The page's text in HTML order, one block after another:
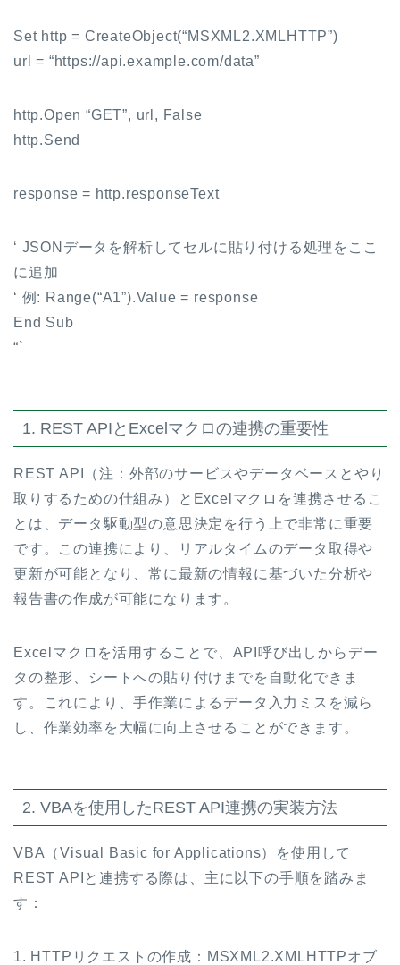
Set http = CreateObject(“MSXML2.XMLHTTP”)
url = “https://api.example.com/data”
http.Open “GET”, url, False
http.Send
response = http.responseText
‘ JSONデータを解析してセルに貼り付ける処理をここ
に追加
‘ 例: Range(“A1”).Value = response
End Sub
“`
1. REST APIとExcelマクロの連携の重要性
REST API（注：外部のサービスやデータベースとやり
取りするための仕組み）とExcelマクロを連携させるこ
とは、データ駆動型の意思決定を行う上で非常に重要
です。この連携により、リアルタイムのデータ取得や
更新が可能となり、常に最新の情報に基づいた分析や
報告書の作成が可能になります。
Excelマクロを活用することで、API呼び出しからデー
タの整形、シートへの貼り付けまでを自動化できま
す。これにより、手作業によるデータ入力ミスを減ら
し、作業効率を大幅に向上させることができます。
2. VBAを使用したREST API連携の実装方法
VBA（Visual Basic for Applications）を使用して
REST APIと連携する際は、主に以下の手順を踏みま
す：
1. HTTPリクエストの作成：MSXML2.XMLHTTPオブ